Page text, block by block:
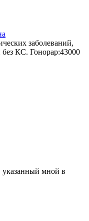
заболеваний,
КС. Гонорар:43000
мной в